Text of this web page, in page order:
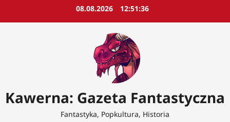
08.08.2026 12:51:38
Kawerna: Gazeta Fantastyczna
Fantastyka, Popkultura, Historia